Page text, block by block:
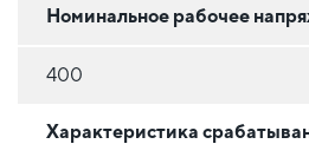
Номинальное рабочее
400
Характеристика